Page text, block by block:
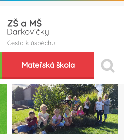
Mateřská škola